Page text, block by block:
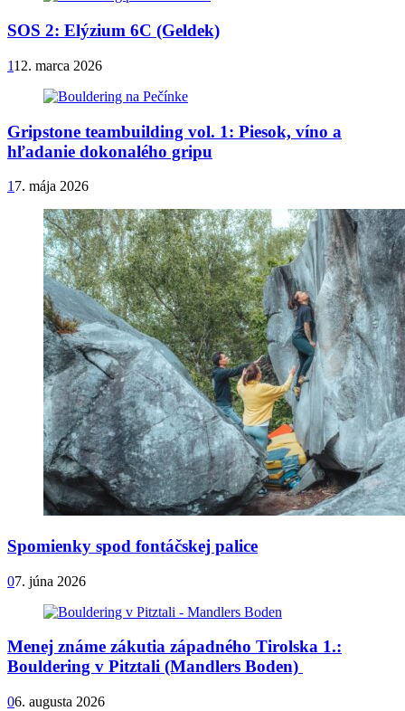
SOS 2: Elýzium 6C (Geldek)
112. marca 2026
Gripstone teambuilding vol. 1: Piesok, víno a
hľadanie dokonalého gripu
1 7. mája 2026
Spomienky spod fontáčskej palice
07. júna 2026
Menej známe zákutia západného Tirolska 1.:
Bouldering v Pitztali (Mandlers Boden)
06. augusta 2026